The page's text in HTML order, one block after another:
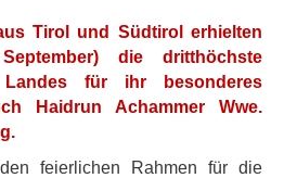
Tirol und Südtirol erhielten
die dritthöchste
für ihr besonderes
Haidrun Achammer Wwe.
feierlichen Rahmen für die